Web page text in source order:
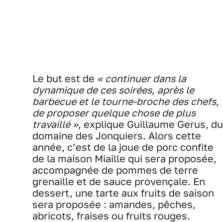
Le but est de « continuer dans la
dynamique de ces soirées, après le
barbecue et le tourne-broche des chefs,
de proposer quelque chose de plus
travaillé », explique Guillaume Gerus, du
domaine des Jonquiers. Alors cette
année, c’est de la joue de porc confite
de la maison Miaille qui sera proposée,
accompagnée de pommes de terre
grenaille et de sauce provençale. En
dessert, une tarte aux fruits de saison
sera proposée : amandes, pêches,
abricots, fraises ou fruits rouges.